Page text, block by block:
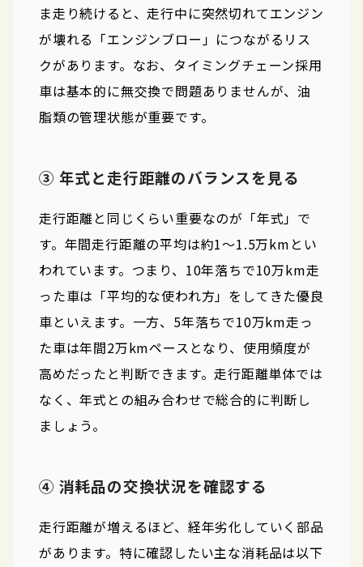
ま走り続けると、走行中に突然切れてエンジン
が壊れる「エンジンブロー」につながるリス
クがあります。なお、タイミングチェーン採用
車は基本的に無交換で問題ありませんが、油
脂類の管理状態が重要です。
③ 年式と走行距離のバランスを見る
走行距離と同じくらい重要なのが「年式」で
す。年間走行距離の平均は約1〜1.5万kmとい
われています。つまり、10年落ちで10万km走
った車は「平均的な使われ方」をしてきた優良
車といえます。一方、5年落ちで10万km走っ
た車は年間2万kmペースとなり、使用頻度が
高めだったと判断できます。走行距離単体では
なく、年式との組み合わせで総合的に判断し
ましょう。
④ 消耗品の交換状況を確認する
走行距離が増えるほど、経年劣化していく部品
があります。特に確認したい主な消耗品は以下